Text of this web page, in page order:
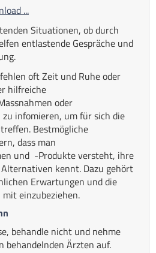
...
Situationen, ob durch
entlastende Gespräche und
oft Zeit und Ruhe oder
hilfreiche
oder
infomieren, um für sich die
Bestmögliche
dass man
und -Produkte versteht, ihre
kennt. Dazu gehört
Erwartungen und die
einzubeziehen.
behandle nicht und nehme
behandelnden Ärzten auf.